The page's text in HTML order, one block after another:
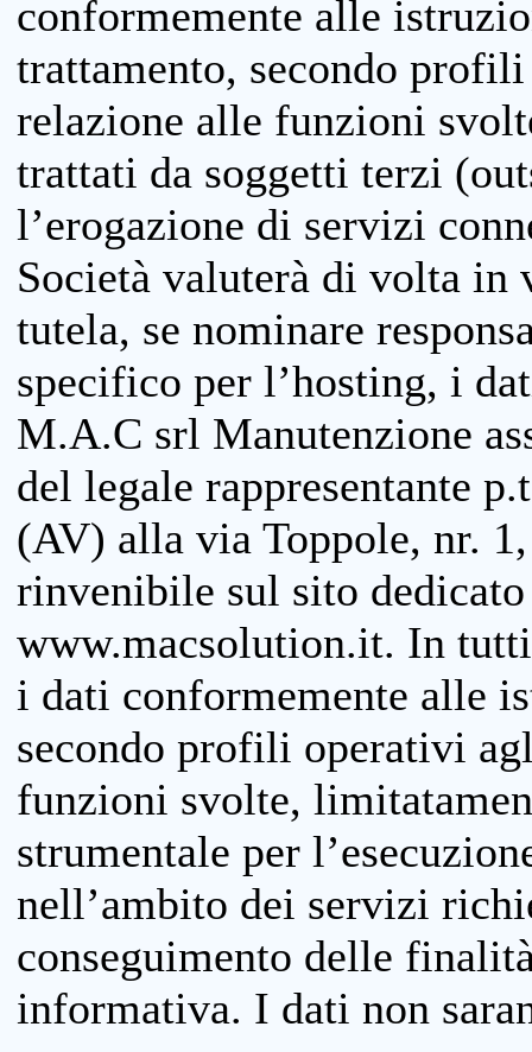
conformemente alle
trattamento, secondo
relazione alle funzioni
trattati da soggetti terzi
l’erogazione di servizi
Società valuterà di volta in
tutela, se nominare
specifico per l’hosting, i
M.A.C srl Manutenzione
del legale rappresentante
(AV) alla via Toppole, nr.
rinvenibile sul sito
www.macsolution.it. In
i dati conformemente alle
secondo profili operativi
funzioni svolte,
strumentale per
nell’ambito dei servizi
conseguimento delle
informativa. I dati non